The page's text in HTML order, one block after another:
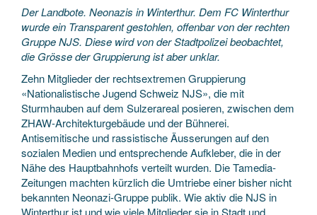
Der Landbote. Neonazis in Winterthur. Dem FC Winterthur
wurde ein Transparent gestohlen, offenbar von der rechten
Gruppe NJS. Diese wird von der Stadtpolizei beobachtet,
die Grösse der Gruppierung ist aber unklar.
Zehn Mitglieder der rechtsextremen Gruppierung
«Nationalistische Jugend Schweiz NJS», die mit
Sturmhauben auf dem Sulzerareal posieren, zwischen dem
ZHAW-Architekturgebäude und der Bühnerei.
Antisemitische und rassistische Äusserungen auf den
sozialen Medien und entsprechende Aufkleber, die in der
Nähe des Hauptbahnhofs verteilt wurden. Die Tamedia-
Zeitungen machten kürzlich die Umtriebe einer bisher nicht
bekannten Neonazi-Gruppe publik. Wie aktiv die NJS in
Winterthur ist und wie viele Mitglieder sie in Stadt und